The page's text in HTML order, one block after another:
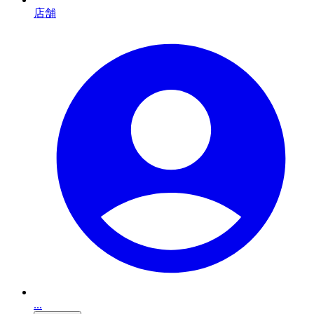
店舗
...